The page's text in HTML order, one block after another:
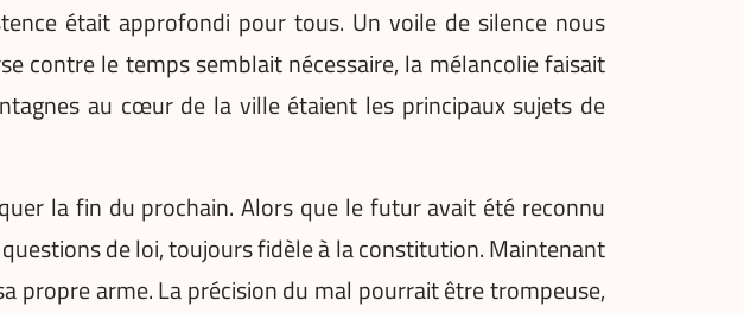
était approfondi pour tous. Un voile de silence nous
contre le temps semblait nécessaire, la mélancolie faisait
au cœur de la ville étaient les principaux sujets de
la fin du prochain. Alors que le futur avait été reconnu
de loi, toujours fidèle à la constitution. Maintenant
propre arme. La précision du mal pourrait être trompeuse,